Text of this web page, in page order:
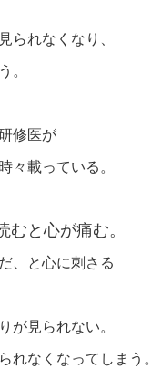
られなくなり、
。
修医が
々載っている。
むと心が痛む。
、と心に刺さる
が見られない。
れなくなってしまう。